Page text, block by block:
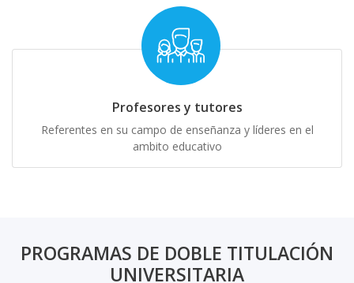
Profesores y tutores
Referentes en su campo de enseñanza y líderes en el
ambito educativo
PROGRAMAS DE DOBLE TITULACIÓN
UNIVERSITARIA